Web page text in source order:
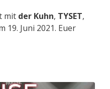
mit der Kuhn, TYSET,
19. Juni 2021. Euer